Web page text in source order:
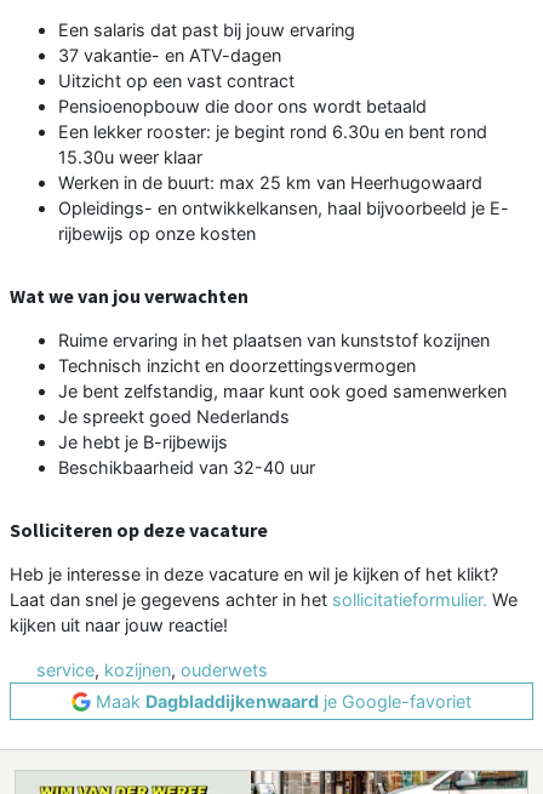
Een salaris dat past bij jouw ervaring
37 vakantie- en ATV-dagen
Uitzicht op een vast contract
Pensioenopbouw die door ons wordt betaald
Een lekker rooster: je begint rond 6.30u en bent rond
15.30u weer klaar
Werken in de buurt: max 25 km van Heerhugowaard
Opleidings- en ontwikkelkansen, haal bijvoorbeeld je E-
rijbewijs op onze kosten
Wat we van jou verwachten
Ruime ervaring in het plaatsen van kunststof kozijnen
Technisch inzicht en doorzettingsvermogen
Je bent zelfstandig, maar kunt ook goed samenwerken
Je spreekt goed Nederlands
Je hebt je B-rijbewijs
Beschikbaarheid van 32-40 uur
Solliciteren op deze vacature
Heb je interesse in deze vacature en wil je kijken of het klikt?
Laat dan snel je gegevens achter in het sollicitatieformulier. We
kijken uit naar jouw reactie!
service, kozijnen, ouderwets
Maak Dagbladdijkenwaard je Google-favoriet